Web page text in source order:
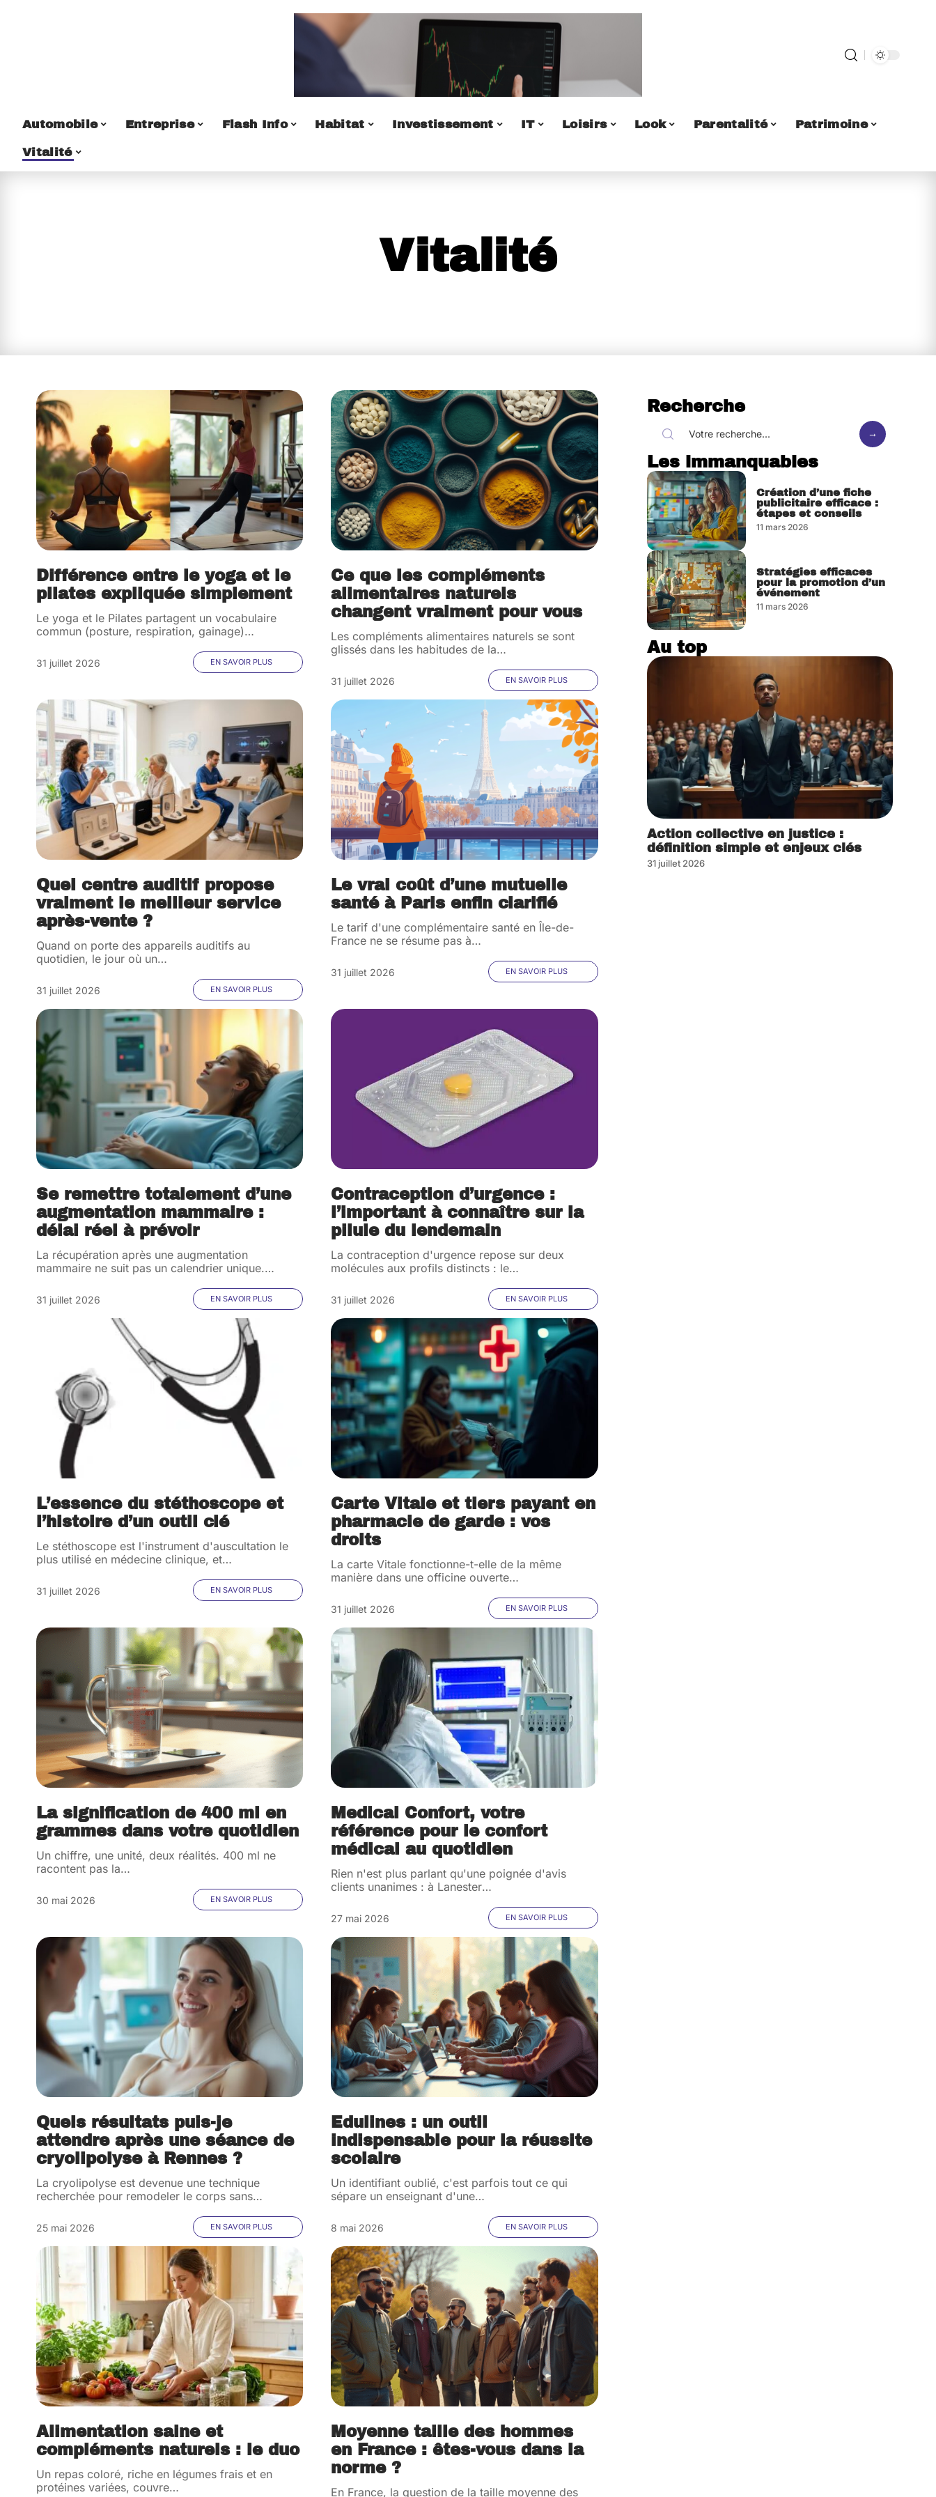
Automobile Entreprise Flash Info Habitat Investissement IT Loisirs Look Parentalité Patrimoine
Vitalité
Vitalité
Différence entre le yoga et le
pilates expliquée simplement
Le yoga et le Pilates partagent un vocabulaire
commun (posture, respiration, gainage)…
31 juillet 2026 EN SAVOIR PLUS
Ce que les compléments
alimentaires naturels
changent vraiment pour vous
Les compléments alimentaires naturels se sont
glissés dans les habitudes de la…
31 juillet 2026 EN SAVOIR PLUS
Quel centre auditif propose
vraiment le meilleur service
après-vente ?
Quand on porte des appareils auditifs au
quotidien, le jour où un…
31 juillet 2026 EN SAVOIR PLUS
Le vrai coût d’une mutuelle
santé à Paris enfin clarifié
Le tarif d'une complémentaire santé en Île-de-
France ne se résume pas à…
31 juillet 2026 EN SAVOIR PLUS
Se remettre totalement d’une
augmentation mammaire :
délai réel à prévoir
La récupération après une augmentation
mammaire ne suit pas un calendrier unique.…
31 juillet 2026 EN SAVOIR PLUS
Contraception d’urgence :
l’important à connaître sur la
pilule du lendemain
La contraception d'urgence repose sur deux
molécules aux profils distincts : le…
31 juillet 2026 EN SAVOIR PLUS
L’essence du stéthoscope et
l’histoire d’un outil clé
Le stéthoscope est l'instrument d'auscultation le
plus utilisé en médecine clinique, et…
31 juillet 2026 EN SAVOIR PLUS
Carte Vitale et tiers payant en
pharmacie de garde : vos
droits
La carte Vitale fonctionne-t-elle de la même
manière dans une officine ouverte…
31 juillet 2026 EN SAVOIR PLUS
La signification de 400 ml en
grammes dans votre quotidien
Un chiffre, une unité, deux réalités. 400 ml ne
racontent pas la…
30 mai 2026 EN SAVOIR PLUS
Medical Confort, votre
référence pour le confort
médical au quotidien
Rien n'est plus parlant qu'une poignée d'avis
clients unanimes : à Lanester…
27 mai 2026 EN SAVOIR PLUS
Quels résultats puis-je
attendre après une séance de
cryolipolyse à Rennes ?
La cryolipolyse est devenue une technique
recherchée pour remodeler le corps sans…
25 mai 2026 EN SAVOIR PLUS
Edulines : un outil
indispensable pour la réussite
scolaire
Un identifiant oublié, c'est parfois tout ce qui
sépare un enseignant d'une…
8 mai 2026 EN SAVOIR PLUS
Alimentation saine et
compléments naturels : le duo
Un repas coloré, riche en légumes frais et en
protéines variées, couvre…
Moyenne taille des hommes
en France : êtes-vous dans la
norme ?
En France, la question de la taille moyenne des
Recherche
Les immanquables
Création d’une fiche
publicitaire efficace :
étapes et conseils
11 mars 2026
Stratégies efficaces
pour la promotion d’un
événement
11 mars 2026
Au top
Action collective en justice :
définition simple et enjeux clés
31 juillet 2026